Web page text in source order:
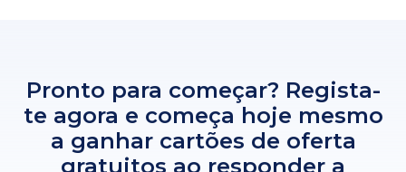
Pronto para começar? Regista-
te agora e começa hoje mesmo
a ganhar cartões de oferta
gratuitos ao responder a